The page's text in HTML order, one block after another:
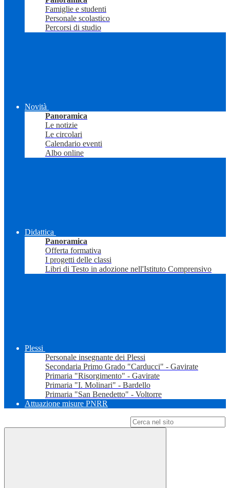
Famiglie e studenti
Personale scolastico
Percorsi di studio
Novità
Panoramica
Le notizie
Le circolari
Calendario eventi
Albo online
Didattica
Panoramica
Offerta formativa
I progetti delle classi
Libri di Testo in adozione nell'Istituto Comprensivo
Plessi
Personale insegnante dei Plessi
Secondaria Primo Grado "Carducci" - Gavirate
Primaria "Risorgimento" - Gavirate
Primaria "I. Molinari" - Bardello
Primaria "San Benedetto" - Voltorre
Attuazione misure PNRR